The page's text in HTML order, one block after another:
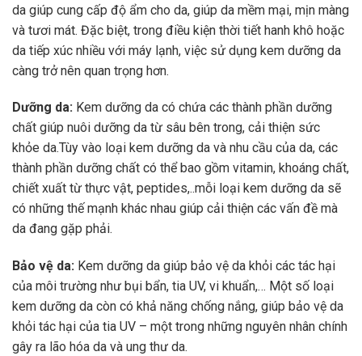
da giúp cung cấp độ ẩm cho da, giúp da mềm mại, mịn màng
và tươi mát. Đặc biệt, trong điều kiện thời tiết hanh khô hoặc
da tiếp xúc nhiều với máy lạnh, việc sử dụng kem dưỡng da
càng trở nên quan trọng hơn.
Dưỡng da: Kem dưỡng da có chứa các thành phần dưỡng
chất giúp nuôi dưỡng da từ sâu bên trong, cải thiện sức
khỏe da.Tùy vào loại kem dưỡng da và nhu cầu của da, các
thành phần dưỡng chất có thể bao gồm vitamin, khoáng chất,
chiết xuất từ thực vật, peptides,..mỗi loại kem dưỡng da sẽ
có những thế mạnh khác nhau giúp cải thiện các vấn đề mà
da đang gặp phải.
Bảo vệ da: Kem dưỡng da giúp bảo vệ da khỏi các tác hại
của môi trường như bụi bẩn, tia UV, vi khuẩn,… Một số loại
kem dưỡng da còn có khả năng chống nắng, giúp bảo vệ da
khỏi tác hại của tia UV – một trong những nguyên nhân chính
gây ra lão hóa da và ung thư da.